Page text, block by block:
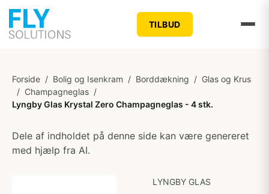
TILBUD
Forside / Bolig og Isenkram / Borddækning / Glas og Krus
/ Champagneglas /
Lyngby Glas Krystal Zero Champagneglas - 4 stk.
Dele af indholdet på denne side kan være genereret
med hjælp fra AI.
LYNGBY GLAS